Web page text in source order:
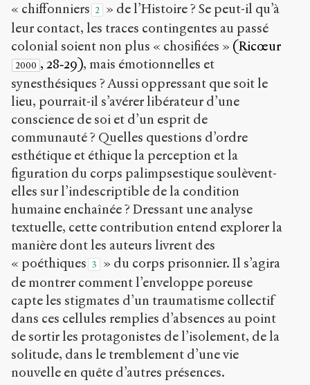
« chiffonniers 2
» de l’Histoire ? Se peut-il qu’à
leur contact, les traces contingentes au passé
colonial soient non plus « chosifiées » (Ricœur
2000 , 28‑29), mais émotionnelles et
synesthésiques ? Aussi oppressant que soit le
lieu, pourrait-il s’avérer libérateur d’une
conscience de soi et d’un esprit de
communauté ? Quelles questions d’ordre
esthétique et éthique la perception et la
figuration du corps palimpsestique soulèvent-
elles sur l’indescriptible de la condition
humaine enchaînée ? Dressant une analyse
textuelle, cette contribution entend explorer la
manière dont les auteurs livrent des
« poéthiques 3
» du corps prisonnier. Il s’agira
de montrer comment l’enveloppe poreuse
capte les stigmates d’un traumatisme collectif
dans ces cellules remplies d’absences au point
de sortir les protagonistes de l’isolement, de la
solitude, dans le tremblement d’une vie
nouvelle en quête d’autres présences.